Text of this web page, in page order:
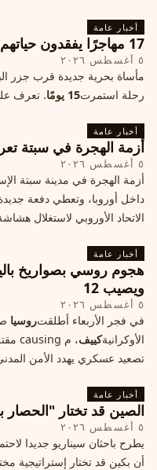
أخبار عامة
17 مهاجرًا يفقدون حياتهم في مأساة بحرية قرب إسبانيا
٥ أغسطس ٢٠٢٦
مأساة بحرية جديدة قرب جزر
رحلة استمرت15 يومًا . تعرف
أخبار عامة
أزمة الهجرة في سبتة
٥ أغسطس ٢٠٢٦
أزمة الهجرة في مدينة سبتة
داخل أوروبا، وتعطي دفعة
الاتحاد الأوروبي لاستغلال
أخبار عامة
هجوم روسي بصواريخ
ويصيب 12
٥ أغسطس ٢٠٢٦
في فجر الأربعاء أطلقتروسيا
الأوكرانيةكييف، م causing مقتل
تصعيد عسكري يهدد الأمن
أخبار عامة
الصين قد تختار "الحصار
٥ أغسطس ٢٠٢٦
يطرح باحثان سيناريو جديدا
أن بكين قد تختار إستراتيجية